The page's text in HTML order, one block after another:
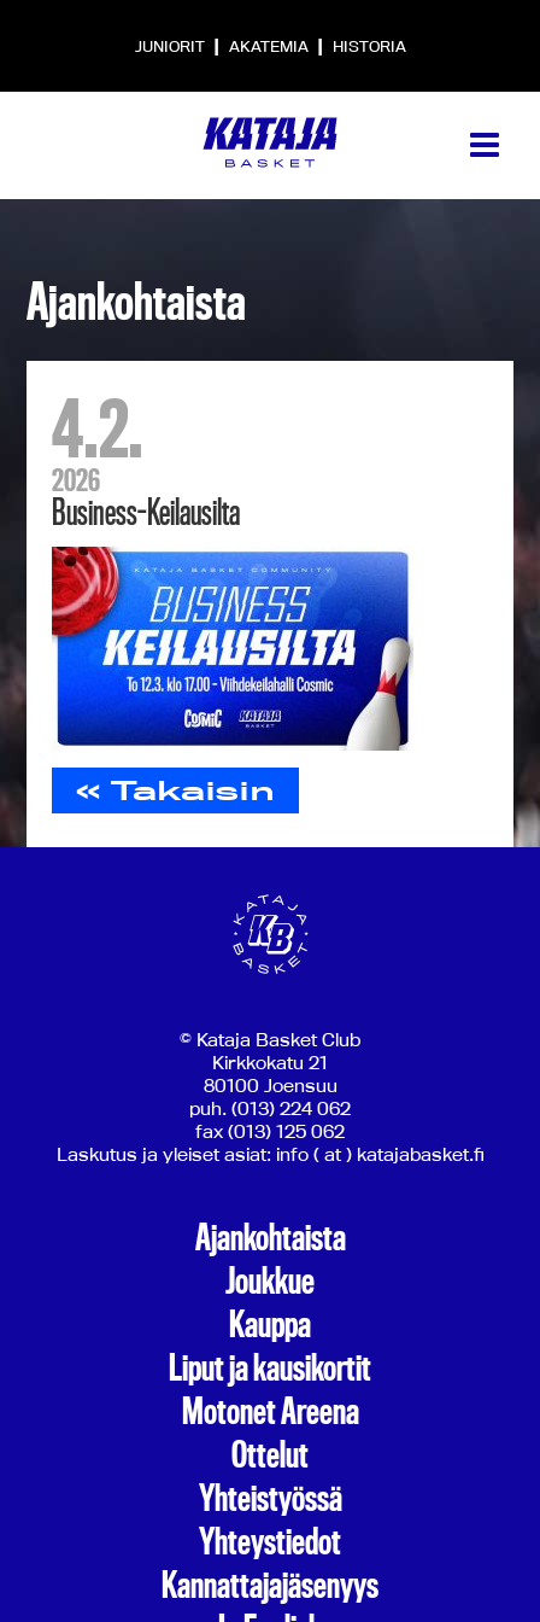
JUNIORIT | AKATEMIA | HISTORIA
Ajankohtaista
4.2.
2026
Business-Keilausilta
« Takaisin
© Kataja Basket Club
Kirkkokatu 21
80100 Joensuu
puh. (013) 224 062
fax (013) 125 062
Laskutus ja yleiset asiat: info ( at ) katajabasket.fi
Ajankohtaista
Joukkue
Kauppa
Liput ja kausikortit
Motonet Areena
Ottelut
Yhteistyössä
Yhteystiedot
Kannattajajäsenyys